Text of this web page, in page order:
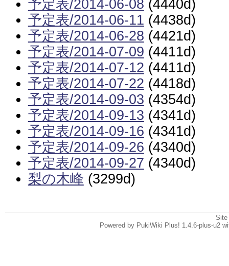
予定表/2014-06-08 (4440d)
予定表/2014-06-11 (4438d)
予定表/2014-06-28 (4421d)
予定表/2014-07-09 (4411d)
予定表/2014-07-12 (4411d)
予定表/2014-07-22 (4418d)
予定表/2014-09-03 (4354d)
予定表/2014-09-13 (4341d)
予定表/2014-09-16 (4341d)
予定表/2014-09-26 (4340d)
予定表/2014-09-27 (4340d)
梨の木峰 (3299d)
Powered by PukiWiki Plus! 1.4.6-plus-u2